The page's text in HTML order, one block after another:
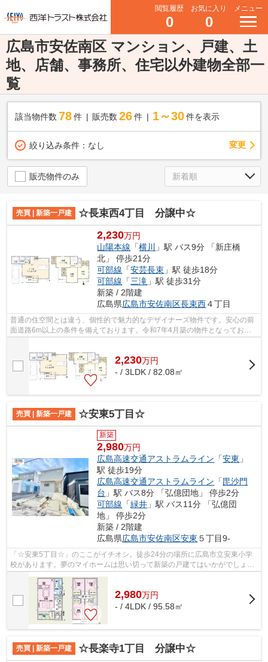
閲覧履歴
0
お気に入り
0
メニュー
広島市安佐南区 マンション、戸建、土
地、店舗、事務所、住宅以外建物全部一
覧
該当物件数 78件 販売数 26 件 1～30 件を表示
絞り込み条件： なし 変更
販売物件のみ
売買 | 新築一戸建 ☆長束西4丁目 分譲中☆
2,230万円
山陽本線 「横川
」駅 バス9分 「新庄橋
北」 停歩21分
可部線 「安芸長束 」駅 徒歩18分
可部線 「三滝 」駅 徒歩31分
新築 / 2階建
広島県広島市安佐南区長束西４丁目
普通の住空間とは違う、個性的で魅力的なデザイナーズ物件です。安心の前
面道路6m以上の条件を備えております。令和7年4月築の物件となってお
2,230万円
- / 3LDK / 82.08㎡
売買 | 新築一戸建 ☆安東5丁目☆
新築
2,980万円
広島高速交通アストラムライン 「安東 」
駅 徒歩19分
広島高速交通アストラムライン 「毘沙門
台 」駅 バス8分 「弘億団地」 停歩2分
可部線 「緑井 」駅 バス11分 「弘億団
地」 停歩2分
新築 / 2階建
広島県広島市安佐南区安東 ５丁目9-
「☆安東5丁目☆」のここがイチオシ。徒歩24分の場所に広島市立安東小学
校があります。夢のマイホームは思い切って新築の戸建てはいかがでしょう
か。お客様からニーズの高い南側道路に接...
2,980万円
- / 4LDK / 95.58㎡
売買 | 新築一戸建 ☆長楽寺1丁目 分譲中☆